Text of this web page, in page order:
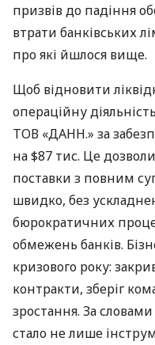
призвів до падіння
втрати банківських
про які йшлося вище.
Щоб відновити
операційну
ТОВ «ДАНН.» за
на $87 тис. Це
поставки з повним
швидко, без
бюрократичних
обмежень банків.
кризового року:
контракти, зберіг
зростання. За
стало не лише